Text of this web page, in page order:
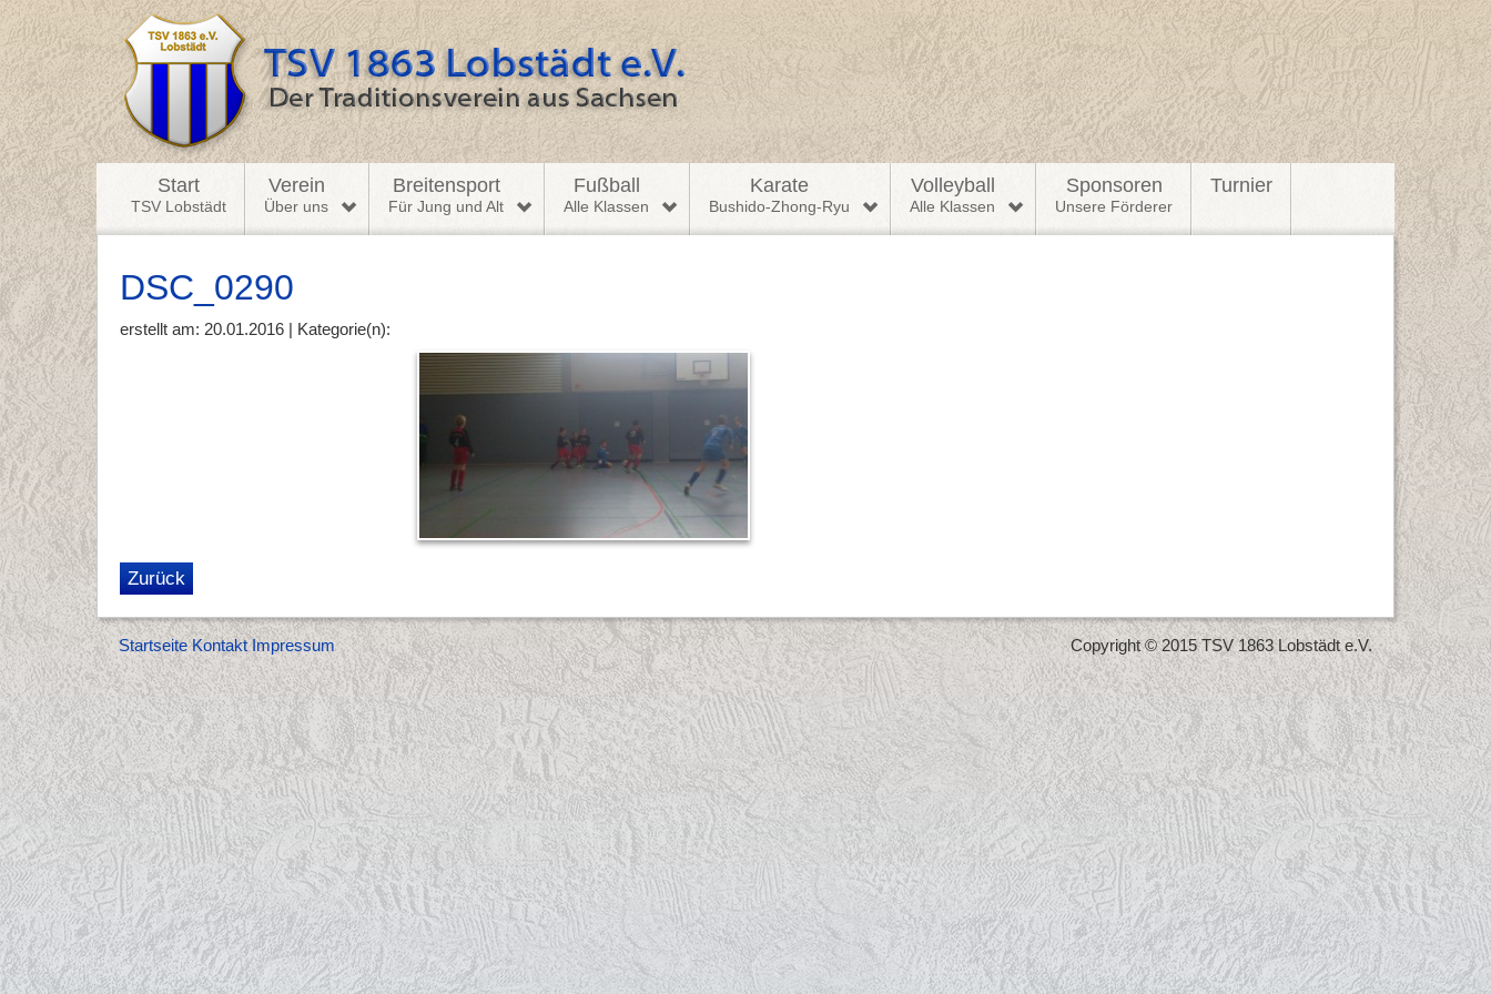
Start
TSV Lobstädt
Verein
Über uns
Breitensport
Für Jung und Alt
Fußball
Alle Klassen
Karate
Bushido-Zhong-Ryu
Volleyball
Alle Klassen
Sponsoren
Unsere Förderer
Turnier
DSC_0290
erstellt am: 20.01.2016 | Kategorie(n):
Zurück
Startseite Kontakt Impressum Copyright © 2015 TSV 1863 Lobstädt e.V.